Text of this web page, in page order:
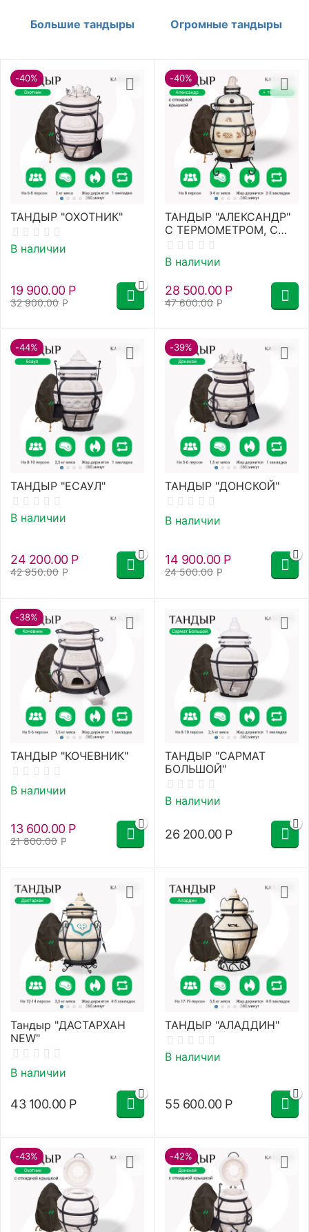
Большие тандыры Огромные тандыры
-40%
ТАНДЫР "ОХОТНИК"
В наличии
32 900.00 Р
19 900.00 Р
-40%
ТАНДЫР "АЛЕКСАНДР"
С ТЕРМОМЕТРОМ, С
ОТКИДНОЙ КРЫШКОЙ
+ ПОДСТАВКА
В наличии
47 600.00 Р
28 500.00 Р
-44%
ТАНДЫР "ЕСАУЛ"
В наличии
42 950.00 Р
24 200.00 Р
-39%
ТАНДЫР "ДОНСКОЙ"
В наличии
24 500.00 Р
14 900.00 Р
-38%
ТАНДЫР "КОЧЕВНИК"
В наличии
21 800.00 Р
13 600.00 Р
ТАНДЫР "САРМАТ
БОЛЬШОЙ"
В наличии
26 200.00 Р
Тандыр "ДАСТАРХАН
NEW"
В наличии
43 100.00 Р
ТАНДЫР "АЛАДДИН"
В наличии
55 600.00 Р
-43% -42%